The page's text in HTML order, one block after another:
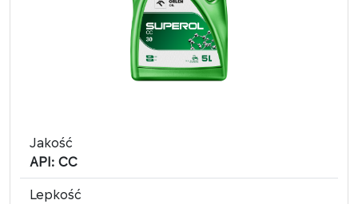
Jakość
API: CC
Lepkość